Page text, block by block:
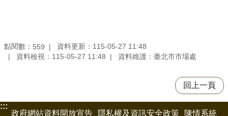
點閱數： 559
資料更新：115-05-27 11:48
資料檢視：115-05-27 11:48
資料維護：臺北市市場處
回上一頁
:::
政府網站資料開放宣告
隱私權及資訊安全政策 陳情系統